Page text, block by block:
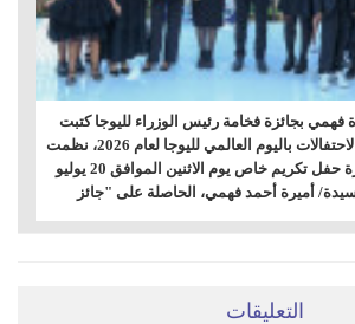
فهمي بجائزة فخامة رئيس الوزراء لليوجا كتبت
شيماء فايد في إطار الاحتفالات باليوم العالمي لليوجا لعام 2026، نظمت
سفارة الهند بالقاهرة حفل تكريم خاص يوم الاثنين الموافق 20 يوليو
التعليقات